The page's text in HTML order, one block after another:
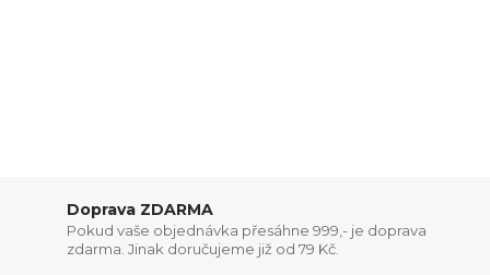
Doprava ZDARMA
Pokud vaše objednávka přesáhne 999,- je doprava
zdarma. Jinak doručujeme již od 79 Kč.